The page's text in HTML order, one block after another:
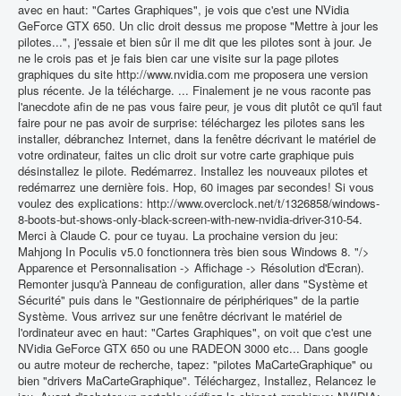
avec en haut: "Cartes Graphiques", je vois que c'est une NVidia
GeForce GTX 650. Un clic droit dessus me propose "Mettre à jour les
pilotes...", j'essaie et bien sûr il me dit que les pilotes sont à jour. Je
ne le crois pas et je fais bien car une visite sur la page pilotes
graphiques du site http://www.nvidia.com me proposera une version
plus récente. Je la télécharge. ... Finalement je ne vous raconte pas
l'anecdote afin de ne pas vous faire peur, je vous dit plutôt ce qu'il faut
faire pour ne pas avoir de surprise: téléchargez les pilotes sans les
installer, débranchez Internet, dans la fenêtre décrivant le matériel de
votre ordinateur, faites un clic droit sur votre carte graphique puis
désinstallez le pilote. Redémarrez. Installez les nouveaux pilotes et
redémarrez une dernière fois. Hop, 60 images par secondes! Si vous
voulez des explications: http://www.overclock.net/t/1326858/windows-
8-boots-but-shows-only-black-screen-with-new-nvidia-driver-310-54.
Merci à Claude C. pour ce tuyau. La prochaine version du jeu:
Mahjong In Poculis v5.0 fonctionnera très bien sous Windows 8. "/>
Apparence et Personnalisation -> Affichage -> Résolution d'Ecran).
Remonter jusqu'à Panneau de configuration, aller dans "Système et
Sécurité" puis dans le "Gestionnaire de périphériques" de la partie
Système. Vous arrivez sur une fenêtre décrivant le matériel de
l'ordinateur avec en haut: "Cartes Graphiques", on voit que c'est une
NVidia GeForce GTX 650 ou une RADEON 3000 etc... Dans google
ou autre moteur de recherche, tapez: "pilotes MaCarteGraphique" ou
bien "drivers MaCarteGraphique". Téléchargez, Installez, Relancez le